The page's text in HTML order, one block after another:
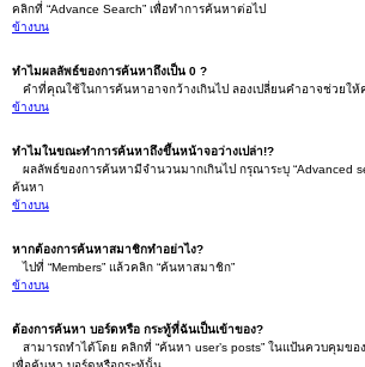
คลิกที่ “Advance Search” เพื่อทำการค้นหาต่อไป
ข้างบน
ทำไมผลลัพธ์ของการค้นหาถึงเป็น 0 ?
คำที่คุณใช้ในการค้นหาอาจกว้างเกินไป ลองเปลี่ยนคำอาจช่วยใ
ข้างบน
ทำไมในขณะทำการค้นหาถึงขึ้นหน้าจอว่างเปล่า!?
ผลลัพธ์ของการค้นหามีจำนวนมากเกินไป กรุณาระบุ “Advanced
ค้นหา
ข้างบน
หากต้องการค้นหาสมาชิกทำอย่าไง?
ไปที่ “Members” แล้วคลิก “ค้นหาสมาชิก”
ข้างบน
ต้องการค้นหา บอร์ดหรือ กระทู้ที่ฉันเป็นเข้าของ?
สามารถทำได้โดย คลิกที่ “ค้นหา user’s posts” ในแป้นควบคุมขอ